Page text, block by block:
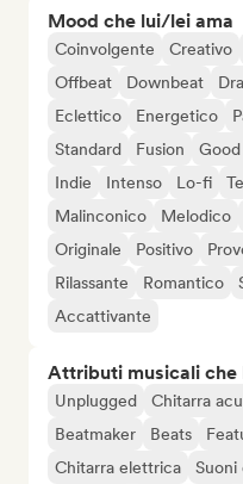
Mood che lui/lei ama
Coinvolgente Creativo
Offbeat
Downbeat
Eclettico
Energetico
Standard
Fusion
Indie
Intenso Lo-fi
Malinconico
Melodico
Originale
Positivo
Rilassante
Romantico
Accattivante
Attributi musicali che
Unplugged Chitarra
Beatmaker
Beats
Chitarra elettrica